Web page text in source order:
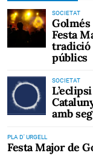
SOCIETAT
Festa
tradició
públics
SOCIETAT
amb
PLA D' URGELL
Festa Major de